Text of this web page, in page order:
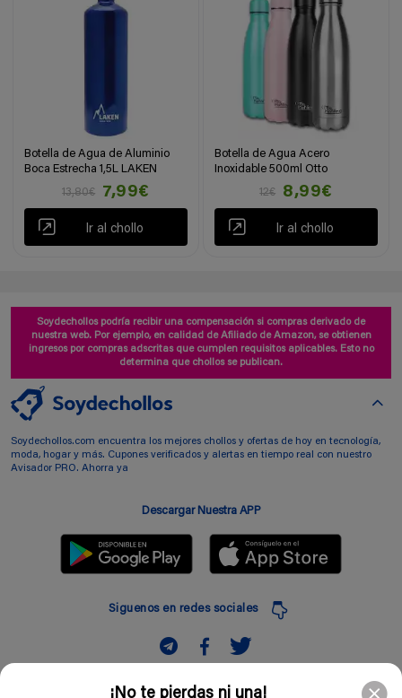
¡No te pierdas ni una!
Botella de Agua de Aluminio
Boca Estrecha 1,5L LAKEN
13,80€
7,99€
Ir al chollo
Botella de Agua Acero
Inoxidable 500ml Otto
12€
8,99€
Ir al chollo
Soydechollos podría recibir una compensación si compras derivado de
nuestra web. Por ejemplo, en calidad de Afiliado de Amazon, se obtienen
ingresos por compras adscritas que cumplen requisitos aplicables. Esto no
determina que chollos se publican.
Soydechollos.com encuentra los mejores chollos y ofertas de hoy en tecnología,
moda, hogar y más. Cupones verificados y alertas en tiempo real con nuestro
Avisador PRO. Ahorra ya
Descargar Nuestra APP
Siguenos en redes sociales
Suscribir